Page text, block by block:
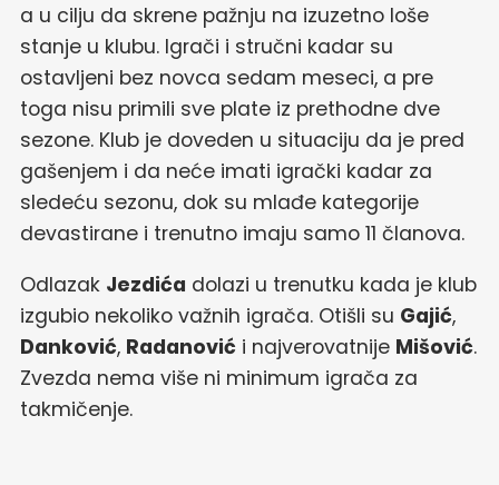
a u cilju da skrene pažnju na izuzetno loše
stanje u klubu. Igrači i stručni kadar su
ostavljeni bez novca sedam meseci, a pre
toga nisu primili sve plate iz prethodne dve
sezone. Klub je doveden u situaciju da je pred
gašenjem i da neće imati igrački kadar za
sledeću sezonu, dok su mlađe kategorije
devastirane i trenutno imaju samo 11 članova.
Odlazak Jezdića dolazi u trenutku kada je klub
izgubio nekoliko važnih igrača. Otišli su Gajić,
Danković, Radanović i najverovatnije Mišović.
Zvezda nema više ni minimum igrača za
takmičenje.